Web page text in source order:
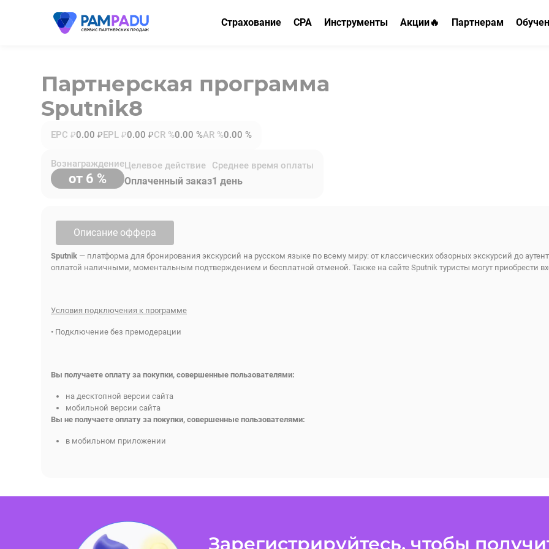
Страхование
Мини-КАСКО
Здоровье
CPA
ВЗР
Инструменты Акции🔥 Партнерам
Партнерская программа
Sputnik8
EPC ₽0.00 ₽EPL ₽0.00 ₽CR %0.00 %AR %0.00 %
Вознаграждение
от 6 %
Целевое действие
Оплаченный заказ
Среднее время оплаты
1 день
Описание оффера
Sputnik — платформа для бронирования экскурсий на русском языке по всему миру: от классических обзорных экскурсий до
оплатой наличными, моментальным подтверждением и бесплатной отменой. Также на сайте Sputnik туристы могут приобрести
Условия подключения к программе
• Подключение без премодерации
Вы получаете оплату за покупки, совершенные пользователями:
на десктопной версии сайта
мобильной версии сайта
Вы не получаете оплату за покупки, совершенные пользователями:
в мобильном приложении
Зарегистрируйтесь, чтобы